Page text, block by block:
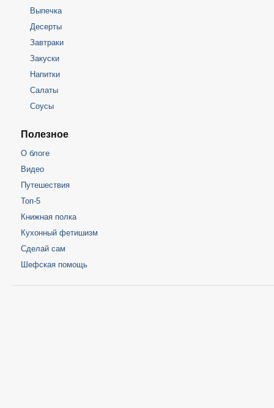
Выпечка
Десерты
Завтраки
Закуски
Напитки
Салаты
Соусы
Полезное
О блоге
Видео
Путешествия
Топ-5
Книжная полка
Кухонный фетишизм
Сделай сам
Шефская помощь